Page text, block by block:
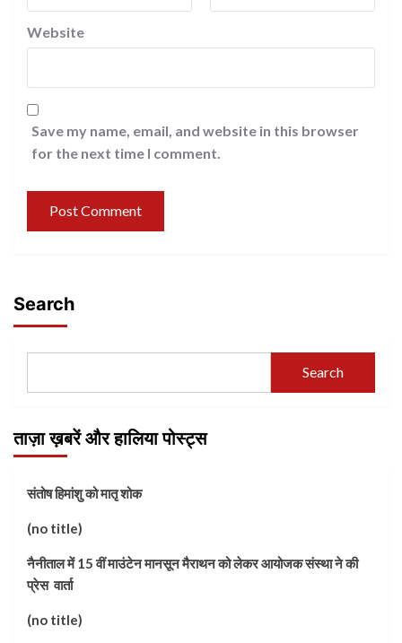
Website
Save my name, email, and website in this browser
for the next time I comment.
Search
Search
ताज़ा ख़बरें और हालिया पोस्ट्स
संतोष हिमांशु को मातृ शोक
(no title)
नैनीताल में 15 वीं माउंटेन मानसून मैराथन को लेकर आयोजक संस्था ने की
प्रेस वार्ता
(no title)